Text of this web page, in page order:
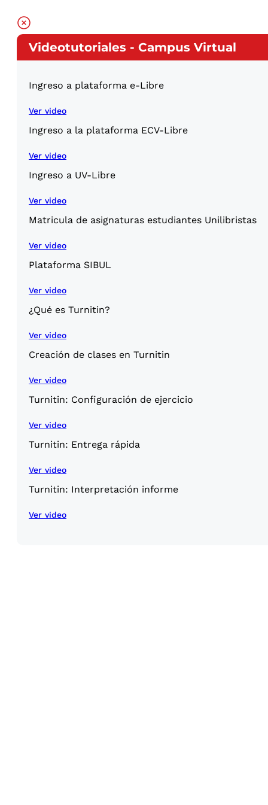
Videotutoriales - Campus Virtual
Ingreso a plataforma e-Libre
Ver video
Ingreso a la plataforma ECV-Libre
Ver video
Ingreso a UV-Libre
Ver video
Matricula de asignaturas estudiantes Unilibristas
Ver video
Plataforma SIBUL
Ver video
¿Qué es Turnitin?
Ver video
Creación de clases en Turnitin
Ver video
Turnitin: Configuración de ejercicio
Ver video
Turnitin: Entrega rápida
Ver video
Turnitin: Interpretación informe
Ver video